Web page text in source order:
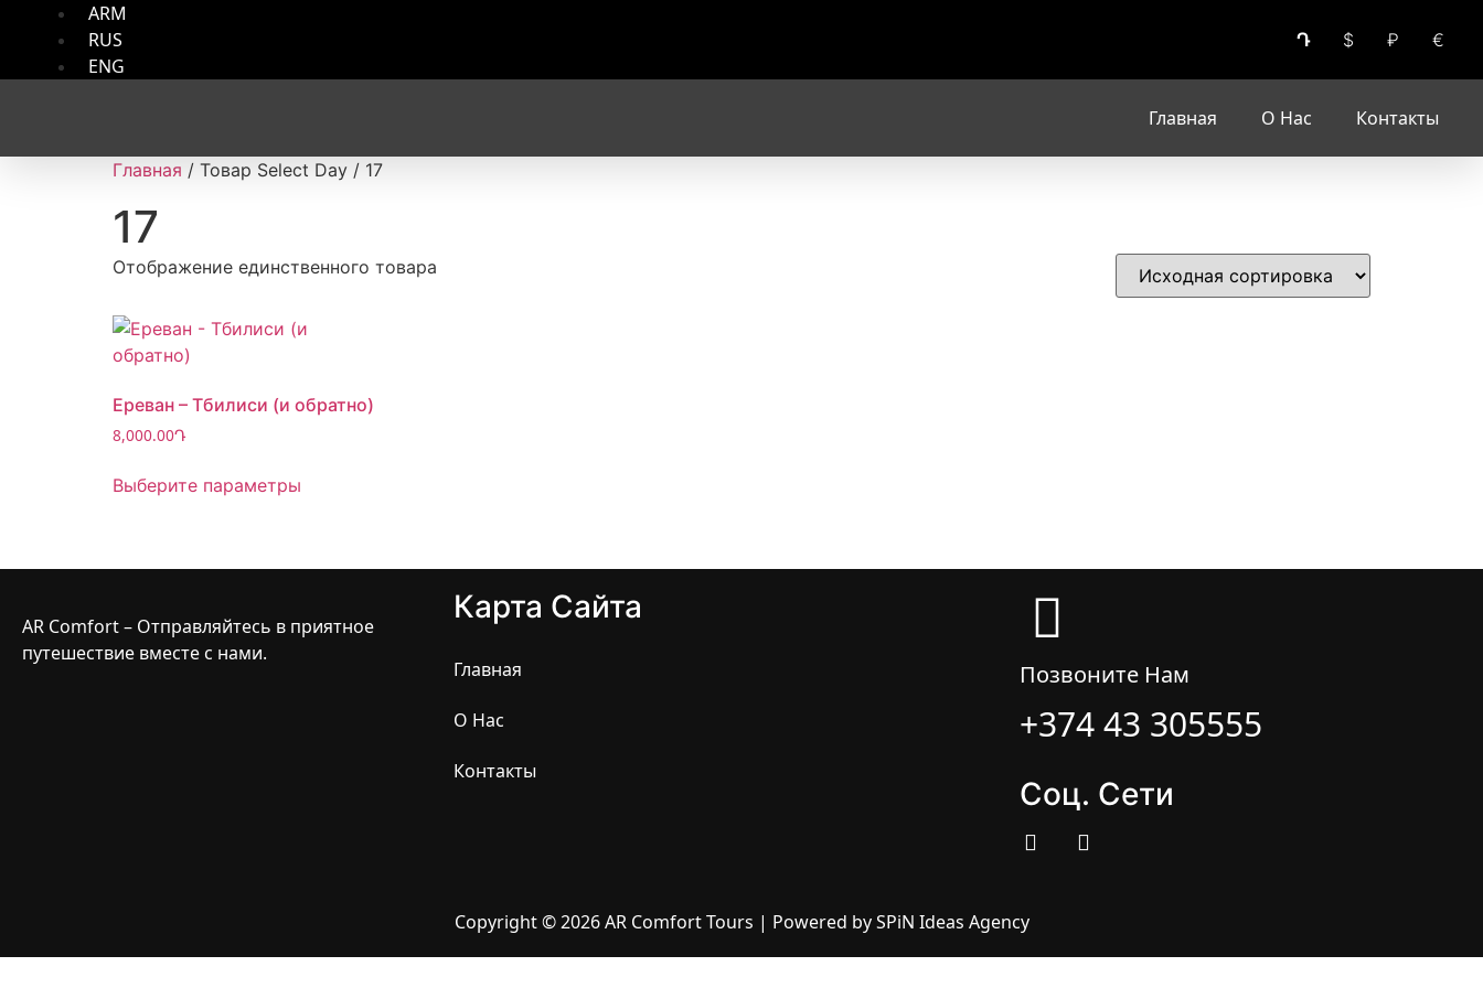
ARM
RUS
ENG
Դ $ ₽ €
Главная О Нас Контакты
Главная / Товар Select Day / 17
17
Отображение единственного товара
Ереван – Тбилиси (и обратно)
8,000.00Դ
Выберите параметры
AR Comfort – Отправляйтесь в приятное
путешествие вместе с нами.
Карта Сайта
Главная
О Нас
Контакты
Позвоните Нам
+374 43 305555
Соц. Сети
Copyright © 2026 AR Comfort Tours | Powered by SPiN Ideas Agency